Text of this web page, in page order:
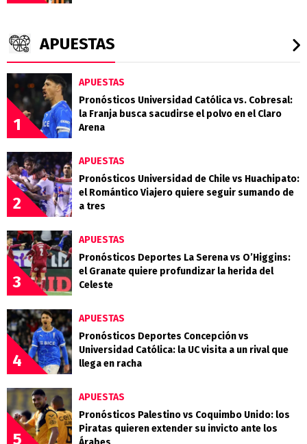
APUESTAS
1
APUESTAS
Pronósticos Universidad Católica vs. Cobresal:
la Franja busca sacudirse el polvo en el Claro
Arena
2
APUESTAS
Pronósticos Universidad de Chile vs Huachipato:
el Romántico Viajero quiere seguir sumando de
a tres
3
APUESTAS
Pronósticos Deportes La Serena vs O’Higgins:
el Granate quiere profundizar la herida del
Celeste
4
APUESTAS
Pronósticos Deportes Concepción vs
Universidad Católica: la UC visita a un rival que
llega en racha
5
APUESTAS
Pronósticos Palestino vs Coquimbo Unido: los
Piratas quieren extender su invicto ante los